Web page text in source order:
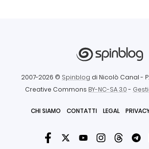
2007-2026 © Spinblog di Nicolò Canal -
Creative Commons BY-NC-SA 3.0-
CHI SIAMO CONTATTI LEGAL